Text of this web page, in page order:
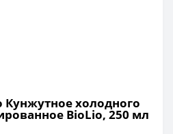
холодного
BioLio, 250 мл